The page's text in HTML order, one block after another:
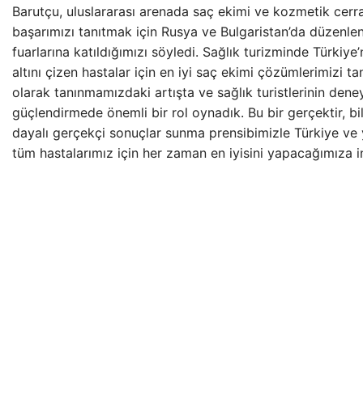
Barutçu, uluslararası arenada saç ekimi ve kozmetik
başarımızı tanıtmak için Rusya ve Bulgaristan’da
fuarlarına katıldığımızı söyledi. Sağlık turizminde
altını çizen hastalar için en iyi saç ekimi çözümlerimizi
olarak tanınmamızdaki artışta ve sağlık turistlerinin
güçlendirmede önemli bir rol oynadık. Bu bir gerçektir,
dayalı gerçekçi sonuçlar sunma prensibimizle Türkiye ve
tüm hastalarımız için her zaman en iyisini yapacağımıza